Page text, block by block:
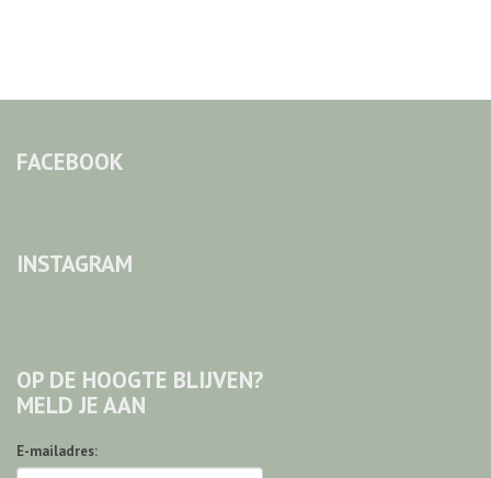
FACEBOOK
INSTAGRAM
OP DE HOOGTE BLIJVEN?
MELD JE AAN
E-mailadres: